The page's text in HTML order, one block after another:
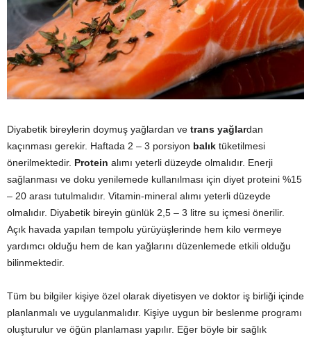
Diyabetik bireylerin doymuş yağlardan ve trans yağlardan
kaçınması gerekir. Haftada 2 – 3 porsiyon balık tüketilmesi
önerilmektedir. Protein alımı yeterli düzeyde olmalıdır. Enerji
sağlanması ve doku yenilemede kullanılması için diyet proteini %15
– 20 arası tutulmalıdır. Vitamin-mineral alımı yeterli düzeyde
olmalıdır. Diyabetik bireyin günlük 2,5 – 3 litre su içmesi önerilir.
Açık havada yapılan tempolu yürüyüşlerinde hem kilo vermeye
yardımcı olduğu hem de kan yağlarını düzenlemede etkili olduğu
bilinmektedir.
Tüm bu bilgiler kişiye özel olarak diyetisyen ve doktor iş birliği içinde
planlanmalı ve uygulanmalıdır. Kişiye uygun bir beslenme programı
oluşturulur ve öğün planlaması yapılır. Eğer böyle bir sağlık